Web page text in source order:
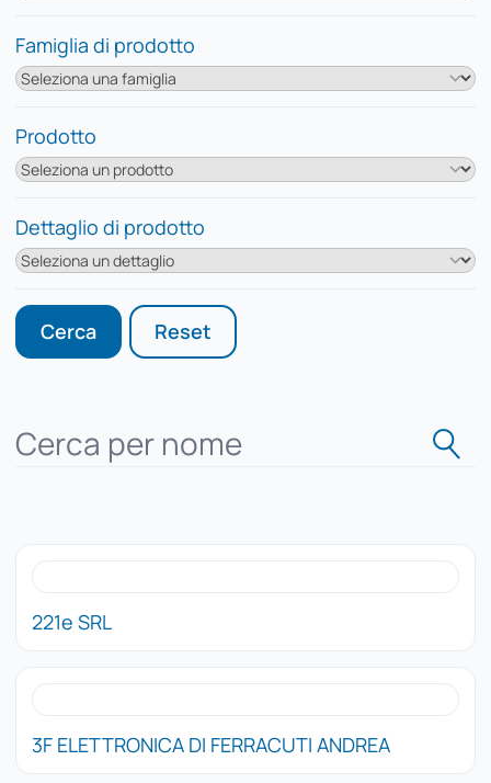
Famiglia di prodotto
Prodotto
Dettaglio di prodotto
Cerca Reset
221e SRL
3F ELETTRONICA DI FERRACUTI ANDREA